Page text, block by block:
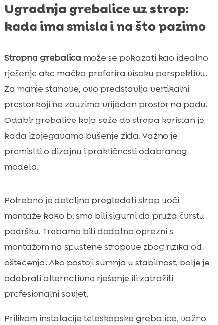
Ugradnja grebalice uz strop:
kada ima smisla i na što pazimo
Stropna grebalica može se pokazati kao idealno
rješenje ako mačka preferira visoku perspektivu.
Za manje stanove, ovo predstavlja vertikalni
prostor koji ne zauzima vrijedan prostor na podu.
Odabir grebalice koja seže do stropa koristan je
kada izbjegavamo bušenje zida. Važno je
promisliti o dizajnu i praktičnosti odabranog
modela.
Potrebno je detaljno pregledati strop uoči
montaže kako bi smo bili sigurni da pruža čvrstu
podršku. Trebamo biti dodatno oprezni s
montažom na spuštene stropove zbog rizika od
oštećenja. Ako postoji sumnja u stabilnost, bolje je
odabrati alternativno rješenje ili zatražiti
profesionalni savjet.
Prilikom instalacije teleskopske grebalice, važno